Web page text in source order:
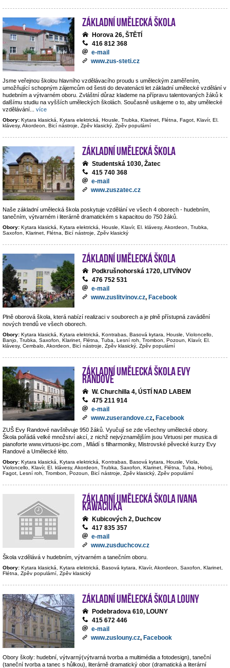
Základní umělecká škola
Horova 26, ŠTĚTÍ
416 812 368
e-mail
www.zus-steti.cz
Jsme veřejnou školou hlavního vzdělávacího proudu s uměleckým zaměřením,
umožňující schopným zájemcům od šesti do devatenácti let základní umělecké vzdělání v
hudebním a výtvarném oboru. Zvláštní důraz klademe na přípravu talentovaných žáků k
dalšímu studiu na vyšších uměleckých školách. Současně usilujeme o to, aby umělecké
vzdělávání
více
Obory: Kytara klasická, Kytara elektrická, Housle, Trubka, Klarinet, Flétna, Fagot, Klavír, El.
klávesy, Akordeon, Bicí nástroje, Zpěv klasický, Zpěv populární
Základní umělecká škola
Studentská 1030, Žatec
415 740 368
e-mail
www.zuszatec.cz
Naše základní umělecká škola poskytuje vzdělání ve všech 4 oborech - hudebním,
tanečním, výtvarném i literárně dramatickém s kapacitou do 750 žáků.
Obory: Kytara klasická, Kytara elektrická, Housle, Klavír, El. klávesy, Akordeon, Trubka,
Saxofon, Klarinet, Flétna, Bicí nástroje, Zpěv klasický
Základní umělecká škola
Podkrušnohorská 1720, LITVÍNOV
476 752 531
e-mail
www.zuslitvinov.cz, Facebook
Plně oborová škola, která nabízí realizaci v souborech a je plně přístupná zavádění
nových trendů ve všech oborech.
Obory: Kytara klasická, Kytara elektrická, Kontrabas, Basová kytara, Housle, Violoncello,
Banjo, Trubka, Saxofon, Klarinet, Flétna, Tuba, Lesní roh, Trombon, Pozoun, Klavír, El.
klávesy, Cembalo, Akordeon, Bicí nástroje, Zpěv klasický, Zpěv populární
Základní umělecká škola Evy
Randové
W. Churchilla 4, ÚSTÍ NAD LABEM
475 211 914
e-mail
www.zuserandove.cz, Facebook
ZUŠ Evy Randové navštěvuje 950 žáků. Vyučují se zde všechny umělecké obory.
Škola pořádá velké množství akcí, z nichž nejvýznamějším jsou Virtuosi per musica di
pianoforte www.virtuosi-ipc.com , Mládí s filharmoniky, Mistrovské pěvecké kurzy Evy
Randové a Umělecké léto.
Obory: Kytara klasická, Kytara elektrická, Kontrabas, Basová kytara, Housle, Viola,
Violoncello, Klavír, El. klávesy, Akordeon, Trubka, Saxofon, Klarinet, Flétna, Tuba, Hoboj,
Fagot, Lesní roh, Trombon, Pozoun, Bicí nástroje, Zpěv klasický, Zpěv populární
Základní umělecká škola Ivana
Kawaciuka
Kubicových 2, Duchcov
417 835 357
e-mail
www.zusduchcov.cz
Škola vzdělává v hudebním, výtvarném a tanečním oboru.
Obory: Kytara klasická, Kytara elektrická, Basová kytara, Klavír, Akordeon, Saxofon, Klarinet,
Flétna, Zpěv populární, Zpěv klasický
Základní umělecká škola Louny
Podebradova 610, LOUNY
415 672 446
e-mail
www.zuslouny.cz, Facebook
Obory školy: hudební, výtvarný(výtvarná tvorba a multimédia a fotodesign), taneční
(taneční tvorba a tanec s hůlkou), literárně dramatický obor (dramatická a literární